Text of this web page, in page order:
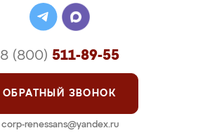
8 (800) 511-89-55
ОБРАТНЫЙ ЗВОНОК
corp-renessans@yandex.ru